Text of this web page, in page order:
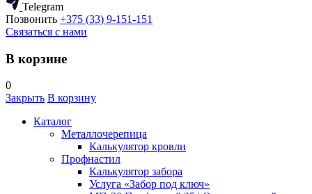
Telegram
Позвонить +375 (33) 9-151-151
Связаться с нами
В корзине
0
Закрыть В корзину
Каталог
Металлочерепица
Калькулятор кровли
Профнастил
Калькулятор забора
Услуга «Забор под ключ»